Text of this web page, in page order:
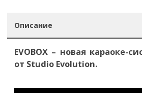
Описание
EVOBOX – новая караоке-
от Studio Evolution.